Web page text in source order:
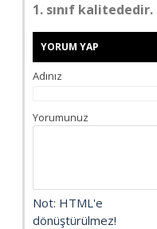
1. sınıf kalitededir.
YORUM YAP
Adınız
Yorumunuz
Not: HTML'e
dönüştürülmez!